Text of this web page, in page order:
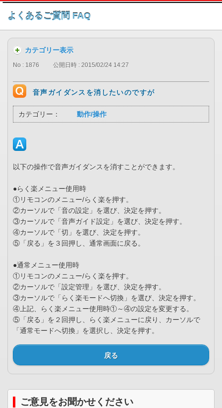
このページの本文へ
よくあるご質問 FAQ
カテゴリー表示
No : 1876 公開日時 : 2015/02/24 14:27
音声ガイダンスを消したいのですが
カテゴリー： 動作/操作
以下の操作で音声ガイダンスを消すことができます。
●らく楽メニュー使用時
①リモコンのメニュー/らく楽を押す。
②カーソルで「音の設定」を選び、決定を押す。
③カーソルで「音声ガイド設定」を選び、決定を押す。
④カーソルで「切」を選び、決定を押す。
⑤「戻る」を３回押し、通常画面に戻る。
●通常メニュー使用時
①リモコンのメニュー/らく楽を押す。
②カーソルで「設定管理」を選び、決定を押す。
③カーソルで「らく楽モードへ切換」を選び、決定を押す。
④上記、らく楽メニュー使用時①～④の設定を変更する。
⑤「戻る」を２回押し、らく楽メニューに戻り、カーソルで
「通常モードへ切換」を選択し、決定を押す。
戻る
ご意見をお聞かせください